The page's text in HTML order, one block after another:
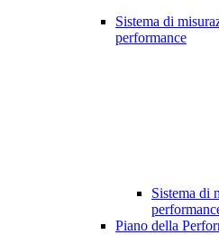
Sistema di
performance
Sistema di
Piano della